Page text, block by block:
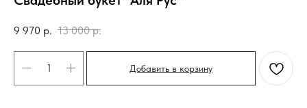
9 970 р. 13 000 р.
Добавить в корзину